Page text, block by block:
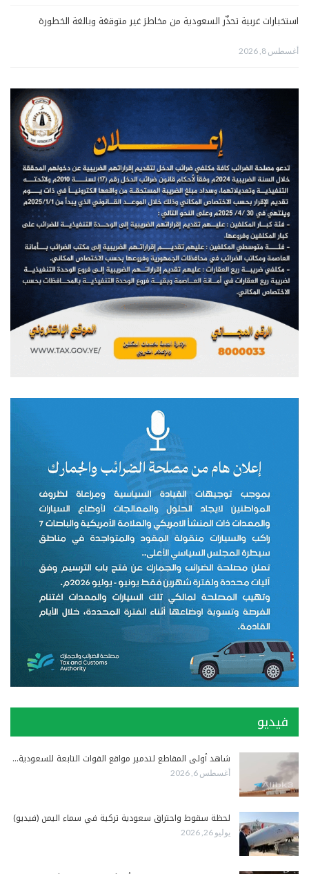
استخبارات غربية تحذّر السعودية من مخاطرَ غير متوقعَة وبالغة الخطورة
أغسطس 8, 2026
فيديو
شاهد أولى المقاطع لتدمير مواقع القوات التابعة للسعودية…
أغسطس 6, 2026
لحظة سقوط واحتراق سعودية تركية في سماء اليمن (فيديو)
يوليو 26, 2026